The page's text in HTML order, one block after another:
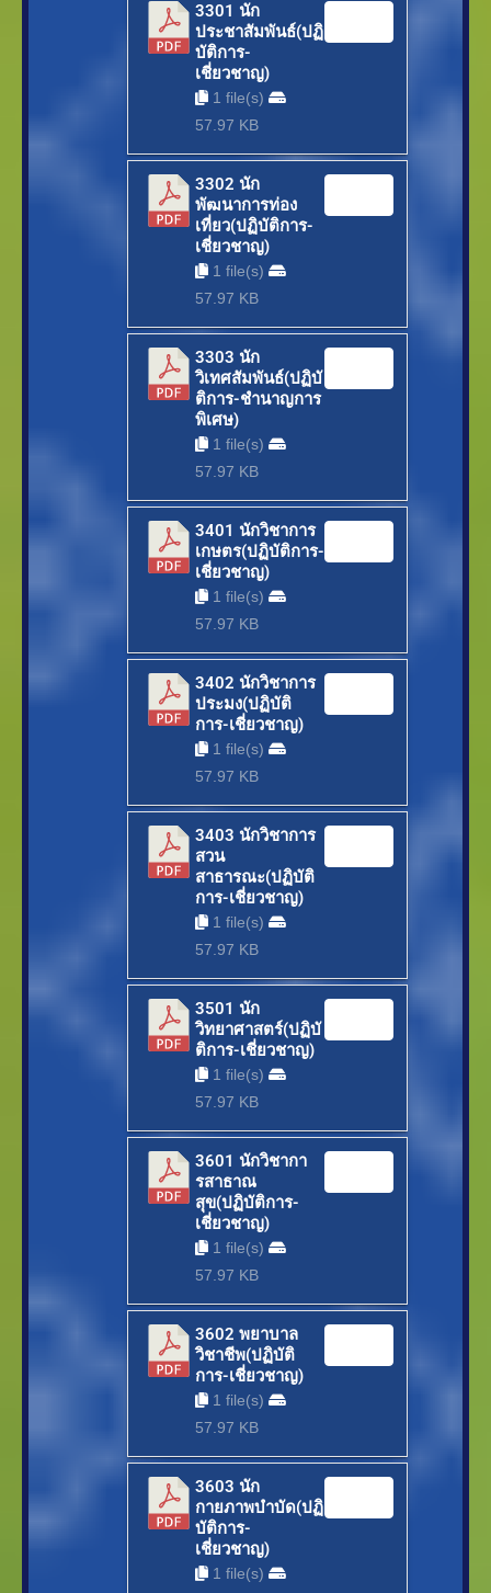
3301 นัก
ประชาสัมพันธ์(ปฏิ
บัติการ-
เชี่ยวชาญ)
1 file(s)
57.97 KB
3302 นัก
พัฒนาการท่อง
เที่ยว(ปฏิบัติการ-
เชี่ยวชาญ)
1 file(s)
57.97 KB
3303 นัก
วิเทศสัมพันธ์(ปฏิบั
ติการ-ชำนาญการ
พิเศษ)
1 file(s)
57.97 KB
3401 นักวิชาการ
เกษตร(ปฏิบัติการ-
เชี่ยวชาญ)
1 file(s)
57.97 KB
3402 นักวิชาการ
ประมง(ปฏิบัติ
การ-เชี่ยวชาญ)
1 file(s)
57.97 KB
3403 นักวิชาการ
สวน
สาธารณะ(ปฏิบัติ
การ-เชี่ยวชาญ)
1 file(s)
57.97 KB
3501 นัก
วิทยาศาสตร์(ปฏิบั
ติการ-เชี่ยวชาญ)
1 file(s)
57.97 KB
3601 นักวิชากา
รสาธาณ
สุข(ปฏิบัติการ-
เชี่ยวชาญ)
1 file(s)
57.97 KB
3602 พยาบาล
วิชาชีพ(ปฏิบัติ
การ-เชี่ยวชาญ)
1 file(s)
57.97 KB
3603 นัก
กายภาพบำบัด(ปฏิ
บัติการ-
เชี่ยวชาญ)
1 file(s)